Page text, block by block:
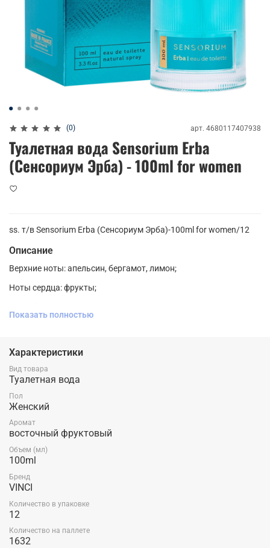
(0) арт. 4680117407938
Туалетная вода Sensorium Erba
(Сенсориум Эрба) - 100ml for women
ss. т/в Sensorium Erba (Сенсориум Эрба)-100ml for women/12
Описание
Верхние ноты: апельсин, бергамот, лимон;
Ноты сердца: фрукты;
Показать полностью
Характеристики
Вид товара
Туалетная вода
Пол
Женский
Аромат
восточный фруктовый
Объем (мл)
100ml
Бренд
VINCI
Количество в упаковке
12
Количество на паллете
1632